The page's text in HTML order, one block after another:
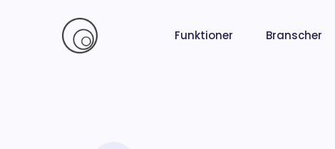
Funktioner Branscher